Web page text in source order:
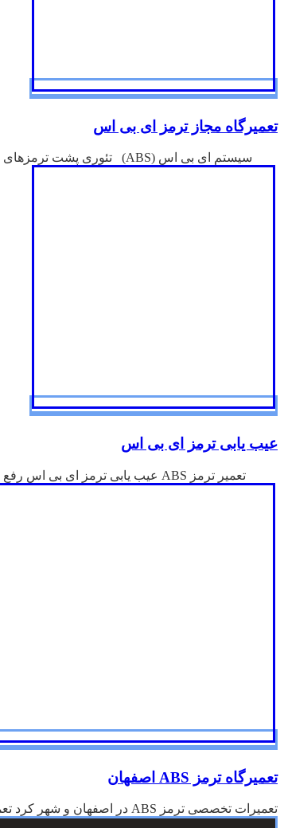
تعمیرگاه مجاز ترمز ای بی اس
سیستم ای بی اس (ABS) تئوری پشت ترمزهای ضد قفل ساده است. چرخ که ترمز ...
عیب یابی ترمز ای بی اس
تعمیر ترمز ABS عیب یابی ترمز ای بی اس رفع و عیب یابی در سیستم ...
تعمیرگاه ترمز ABS اصفهان
تعمیرات تخصصی ترمز ABS در اصفهان و شهر کرد تعمیرگاه ترمز ای بی اس abs در اصفهان با بهترین لوازم ...